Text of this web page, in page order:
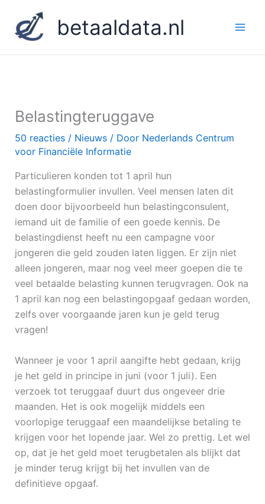
naar
inhoud
betaaldata.nl
Belastingteruggave
50 reacties / Nieuws/ Door Nederlands Centrum
voor Financiële Informatie
Particulieren konden tot 1 april hun
belastingformulier invullen. Veel mensen laten dit
doen door bijvoorbeeld hun belastingconsulent,
iemand uit de familie of een goede kennis. De
belastingdienst heeft nu een campagne voor
jongeren die geld zouden laten liggen. Er zijn niet
alleen jongeren, maar nog veel meer goepen die te
veel betaalde belasting kunnen terugvragen. Ook na
1 april kan nog een belastingopgaaf gedaan worden,
zelfs over voorgaande jaren kun je geld terug
vragen!
Wanneer je voor 1 april aangifte hebt gedaan, krijg
je het geld in principe in juni (voor 1 juli). Een
verzoek tot teruggaaf duurt dus ongeveer drie
maanden. Het is ook mogelijk middels een
voorlopige teruggaaf een maandelijkse betaling te
krijgen voor het lopende jaar. Wel zo prettig. Let wel
op, dat je het geld moet terugbetalen als blijkt dat
je minder terug krijgt bij het invullen van de
definitieve opgaaf.